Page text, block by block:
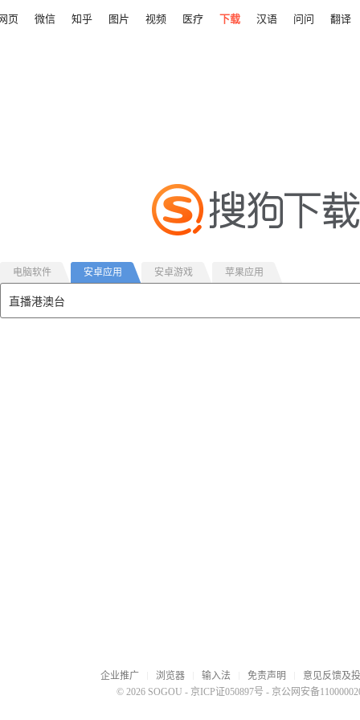
页 微信 知乎 图片 视频 医疗 下载 汉语 问问 翻译
电脑软件 安卓应用 安卓游戏 苹果应用
企业推广 浏览器 输入法 免责声明
意见反馈及
© 2026 SOGOU - 京ICP证050897号 - 京公网安备